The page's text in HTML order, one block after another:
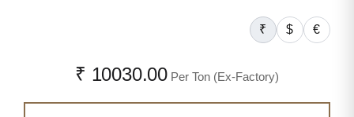
₹ $ €
₹ 10030.00 Per Ton (Ex-Factory)